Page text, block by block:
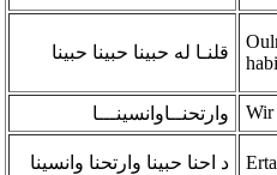
قلنـا له حبينا حبينا حبينا
وارتحنــاوانسينـــا Wir
د احنا حبينا وارتحنا وانسينا